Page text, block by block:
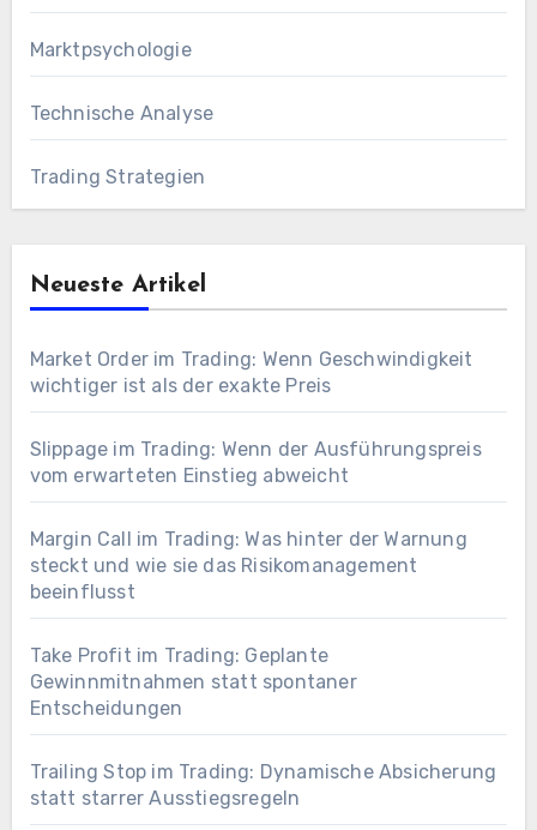
Marktpsychologie
Technische Analyse
Trading Strategien
Neueste Artikel
Market Order im Trading: Wenn Geschwindigkeit
wichtiger ist als der exakte Preis
Slippage im Trading: Wenn der Ausführungspreis
vom erwarteten Einstieg abweicht
Margin Call im Trading: Was hinter der Warnung
steckt und wie sie das Risikomanagement
beeinflusst
Take Profit im Trading: Geplante
Gewinnmitnahmen statt spontaner
Entscheidungen
Trailing Stop im Trading: Dynamische Absicherung
statt starrer Ausstiegsregeln